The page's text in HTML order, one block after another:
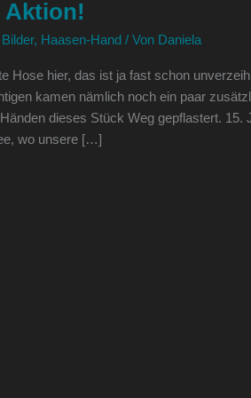
Aktion!
Bilder, Haasen-Hand / Von Daniela
Hose hier, das ist ja fast schon
kamen nämlich noch ein paar
dieses Stück Weg gepflastert.
wo unsere […]